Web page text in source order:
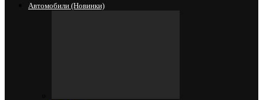
Автомобили (новинки)